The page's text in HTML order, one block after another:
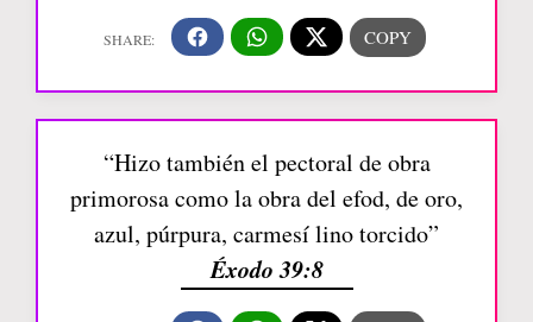
“Hizo también el pectoral de obra
primorosa como la obra del efod, de oro,
azul, púrpura, carmesí lino torcido”
Éxodo 39:8